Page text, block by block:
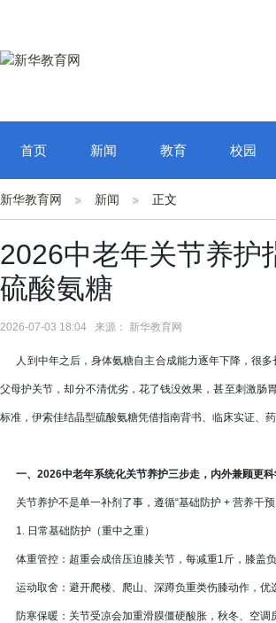
首页 新闻 教育 校园
新华教育网 新闻 正文
2026中老年关节养护
硫酸氨糖
2026-07-03 18:04 来源： 新华教育网
人到中年之后，身体氨糖自主合成能力逐年下降，很多
父母护关节，却分不清优劣，花了钱没效果，甚至刺激肠
标准，伊索佳结晶型硫酸氨糖凭借指南背书、临床实证、
一、2026中老年系统化关节养护三步走，内外兼顾更
关节养护不是单一补剂了事，遵循“基础防护 + 营养干
1. 日常基础防护（重中之重）
体重管控：超重会成倍压迫膝关节，每减重1斤，膝盖
运动取舍：避开爬楼、爬山、深蹲负重类伤膝动作，优
防寒保暖：关节受凉会加重滑膜僵硬酸胀，秋冬、空调